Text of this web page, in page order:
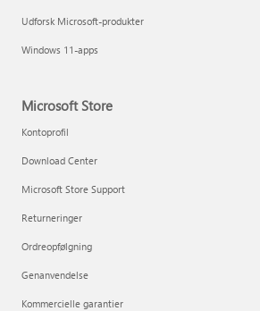
Udforsk Microsoft-produkter
Windows 11-apps
Microsoft Store
Kontoprofil
Download Center
Microsoft Store Support
Returneringer
Ordreopfølgning
Genanvendelse
Kommercielle garantier